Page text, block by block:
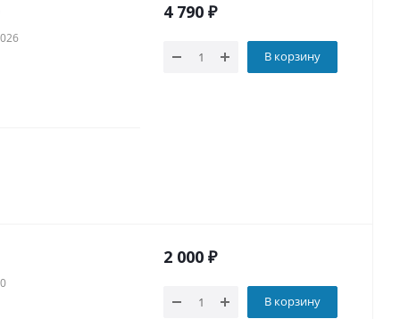
4 790 ₽
В корзину
2 000 ₽
В корзину